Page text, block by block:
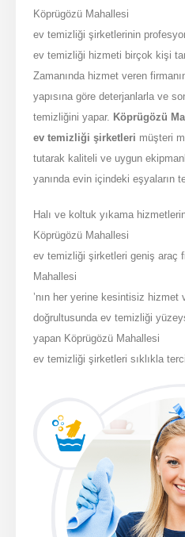
Köprügözü Mahallesi
ev temizliği şirketlerinin
ev temizliği hizmeti birçok kişi
Zamanında hizmet veren
yapısına göre deterjanlarla ve
temizliğini yapar. Köprügözü
ev temizliği şirketleri müşteri
tutarak kaliteli ve uygun
yanında evin içindeki eşyaların
Halı ve koltuk yıkama
Köprügözü Mahallesi
ev temizliği şirketleri geniş araç
Mahallesi
’nın her yerine kesintisiz
doğrultusunda ev temizliği
yapan Köprügözü Mahallesi
ev temizliği şirketleri sıklıkla